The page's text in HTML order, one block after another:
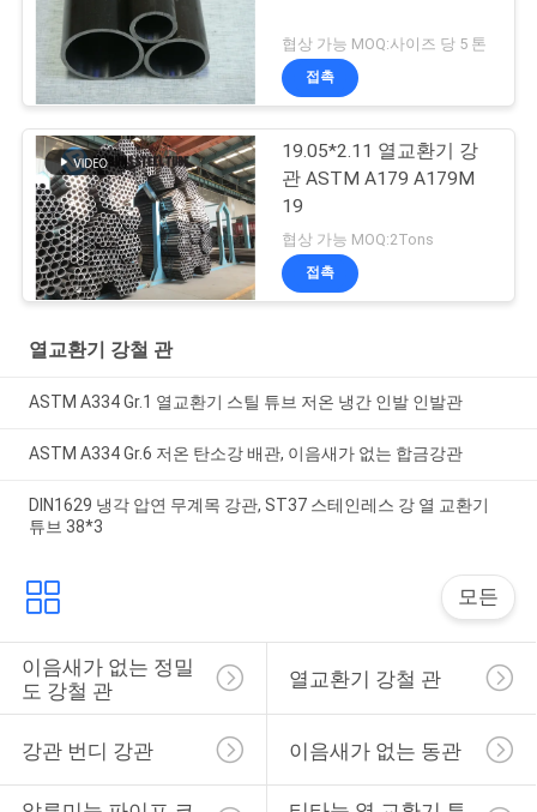
협상 가능 MOQ:사이즈 당 5 톤
접촉
19.05*2.11 열교환기 강
관 ASTM A179 A179M
19
협상 가능 MOQ:2Tons
접촉
열교환기 강철 관
ASTM A334 Gr.1 열교환기 스틸 튜브 저온 냉간 인발 인발관
ASTM A334 Gr.6 저온 탄소강 배관, 이음새가 없는 합금강관
DIN1629 냉각 압연 무계목 강관, ST37 스테인레스 강 열 교환기
튜브 38*3
모든
이음새가 없는 정밀
도 강철 관
열교환기 강철 관
강관 번디 강관 이음새가 없는 동관